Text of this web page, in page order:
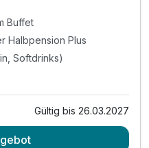
Buffet
Halbpension Plus
Softdrinks)
Buffet
Gültig bis 26.03.2027